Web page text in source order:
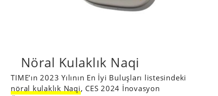
Nöral Kulaklık Naqi
TIME’ın 2023 Yılının En İyi Buluşları listesindeki
nöral kulaklık Naqi, CES 2024 İnovasyon